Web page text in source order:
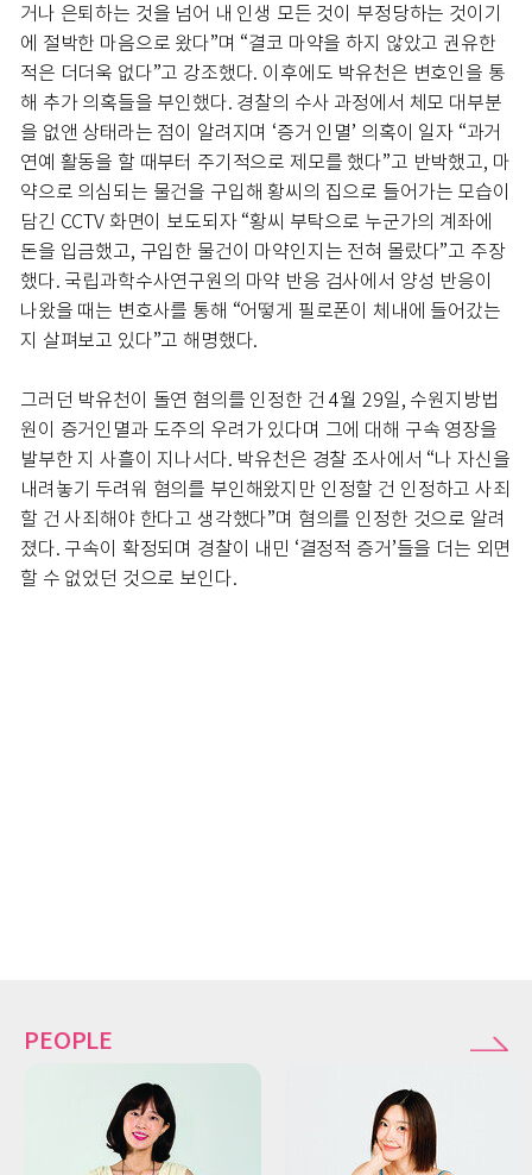
거나 은퇴하는 것을 넘어 내 인생 모든 것이 부정당하는 것이기
에 절박한 마음으로 왔다”며 “결코 마약을 하지 않았고 권유한
적은 더더욱 없다”고 강조했다. 이후에도 박유천은 변호인을 통
해 추가 의혹들을 부인했다. 경찰의 수사 과정에서 체모 대부분
을 없앤 상태라는 점이 알려지며 ‘증거 인멸’ 의혹이 일자 “과거
연예 활동을 할 때부터 주기적으로 제모를 했다”고 반박했고, 마
약으로 의심되는 물건을 구입해 황씨의 집으로 들어가는 모습이
담긴 CCTV 화면이 보도되자 “황씨 부탁으로 누군가의 계좌에
돈을 입금했고, 구입한 물건이 마약인지는 전혀 몰랐다”고 주장
했다. 국립과학수사연구원의 마약 반응 검사에서 양성 반응이
나왔을 때는 변호사를 통해 “어떻게 필로폰이 체내에 들어갔는
지 살펴보고 있다”고 해명했다.
그러던 박유천이 돌연 혐의를 인정한 건 4월 29일, 수원지방법
원이 증거인멸과 도주의 우려가 있다며 그에 대해 구속 영장을
발부한 지 사흘이 지나서다. 박유천은 경찰 조사에서 “나 자신을
내려놓기 두려워 혐의를 부인해왔지만 인정할 건 인정하고 사죄
할 건 사죄해야 한다고 생각했다”며 혐의를 인정한 것으로 알려
졌다. 구속이 확정되며 경찰이 내민 ‘결정적 증거’들을 더는 외면
할 수 없었던 것으로 보인다.
PEOPLE